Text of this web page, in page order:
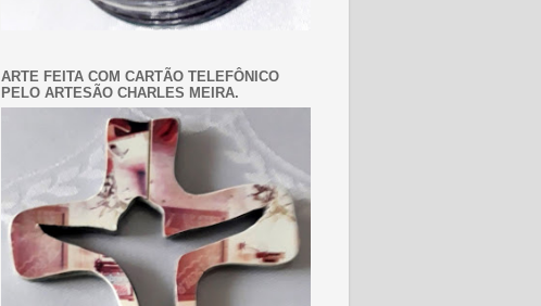
ARTE FEITA COM CARTÃO TELEFÔNICO
PELO ARTESÃO CHARLES MEIRA.